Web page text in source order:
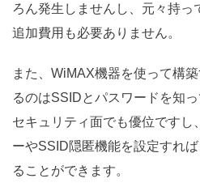
ろん発生しませんし、元々持っ
追加費用も必要ありません。
また、WiMAX機器を使って構
るのはSSIDとパスワードを知
セキュリティ面でも優位ですし
ーやSSID隠匿機能を設定すれ
ることができます。